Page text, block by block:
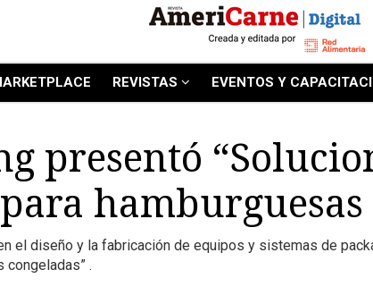
REVISTAS EVENTOS Y
presentó
hamburguesas
el diseño y la fabricación de equipos y sistemas de
congeladas” .